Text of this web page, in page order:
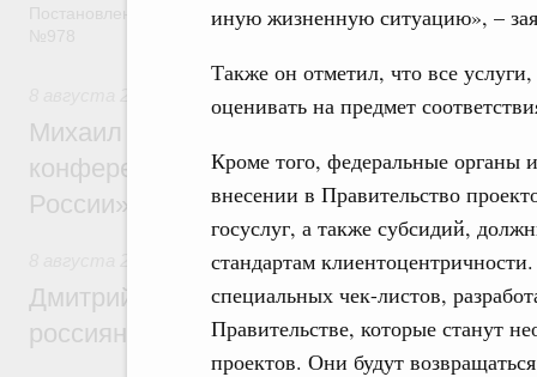
иную жизненную ситуацию», –
Также он отметил, что все
оценивать на предмет
Кроме того, федеральные органы
внесении в Правительство
госуслуг, а также субсидий,
стандартам
специальных чек-листов,
Правительстве, которые станут
проектов. Они будут
Постановление от 5 августа 2026 года
Михаил Мишустин дал поручения по
конференции «Цифровая индустрия
России»
Спорт высших достижений и массовый
Дмитрий Чернышенко и Михаил
россиян с Днём физкультурника